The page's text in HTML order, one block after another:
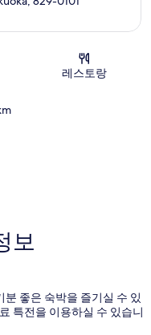
레스토랑
보
좋은 숙박을 즐기실 수 있
특전을 이용하실 수 있습니